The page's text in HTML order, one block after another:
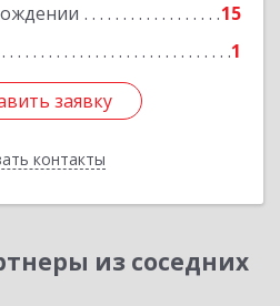
15
1
заявку
контакты
заявку
Назад
из соседних